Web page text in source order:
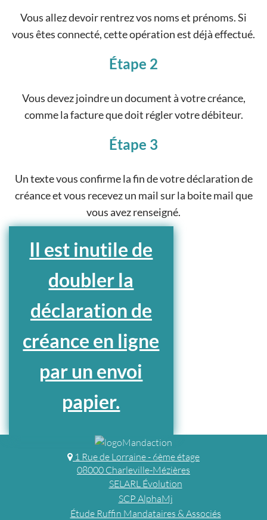
Vous allez devoir rentrez vos noms et prénoms. Si
vous êtes connecté, cette opération est déjà effectué.
Étape 2
Vous devez joindre un document à votre créance,
comme la facture que doit régler votre débiteur.
Étape 3
Un texte vous confirme la fin de votre déclaration de
créance et vous recevez un mail sur la boite mail que
vous avez renseigné.
Il est inutile de
doubler la
déclaration de
créance en ligne
par un envoi
papier.
1 Rue de Lorraine - 6ème étage
08000 Charleville-Mézières
SELARL Évolution
SCP AlphaMj
Étude Ruffin Mandataires & Associés